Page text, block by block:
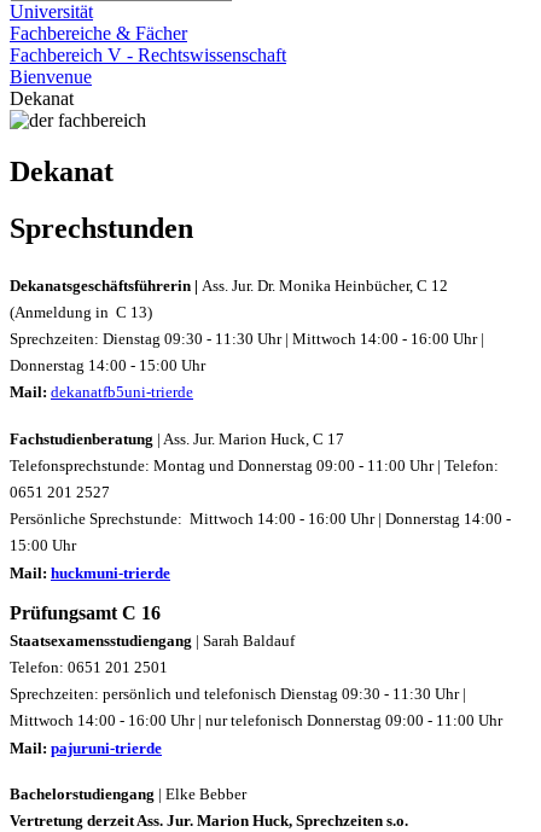
Universität
Fachbereiche & Fächer
Fachbereich V - Rechtswissenschaft
Bienvenue
Dekanat
Dekanat
Sprechstunden
Dekanatsgeschäftsführerin | Ass. Jur. Dr. Monika Heinbücher, C 12
(Anmeldung in C 13)
Sprechzeiten: Dienstag 09:30 - 11:30 Uhr | Mittwoch 14:00 - 16:00 Uhr |
Donnerstag 14:00 - 15:00 Uhr
Mail: dekanatfb5uni-trierde
Fachstudienberatung | Ass. Jur. Marion Huck, C 17
Telefonsprechstunde: Montag und Donnerstag 09:00 - 11:00 Uhr | Telefon:
0651 201 2527
Persönliche Sprechstunde: Mittwoch 14:00 - 16:00 Uhr | Donnerstag 14:00 -
15:00 Uhr
Mail: huckmuni-trierde
Prüfungsamt C 16
Staatsexamensstudiengang | Sarah Baldauf
Telefon: 0651 201 2501
Sprechzeiten: persönlich und telefonisch Dienstag 09:30 - 11:30 Uhr |
Mittwoch 14:00 - 16:00 Uhr | nur telefonisch Donnerstag 09:00 - 11:00 Uhr
Mail: pajuruni-trierde
Bachelorstudiengang | Elke Bebber
Vertretung derzeit Ass. Jur. Marion Huck, Sprechzeiten s.o.